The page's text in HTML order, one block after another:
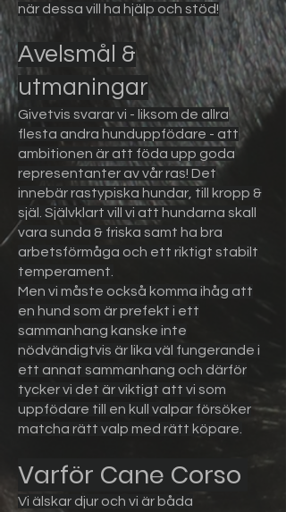
när dessa vill ha hjälp och stöd!
Avelsmål &
utmaningar
Givetvis svarar vi - liksom de allra
flesta andra hunduppfödare - att
ambitionen är att föda upp goda
representanter av vår ras! Det
innebär rastypiska hundar, till kropp &
själ. Självklart vill vi att hundarna skall
vara sunda & friska samt ha bra
arbetsförmåga och ett riktigt stabilt
temperament.
Men vi måste också komma ihåg att
en hund som är prefekt i ett
sammanhang kanske inte
nödvändigtvis är lika väl fungerande i
ett annat sammanhang och därför
tycker vi det är viktigt att vi som
uppfödare till en kull valpar försöker
matcha rätt valp med rätt köpare.
Varför Cane Corso
Vi älskar djur och vi är båda